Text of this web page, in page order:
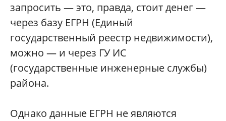
запросить — это, правда, стоит денег —
через базу ЕГРН (Единый
государственный реестр недвижимости),
можно — и через ГУ ИС
(государственные инженерные службы)
района.
Однако данные ЕГРН не являются